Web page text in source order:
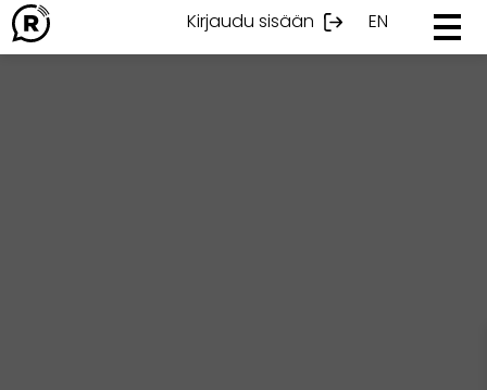
Ohita
sisältöön
Kirjaudu sisään EN